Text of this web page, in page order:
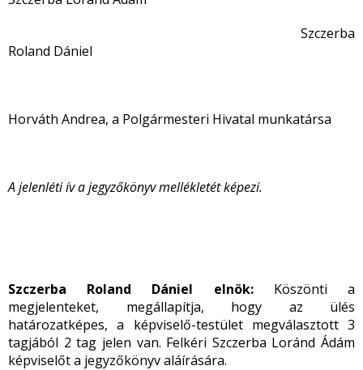
Szczerba
Roland Dániel
Horváth Andrea, a Polgármesteri Hivatal munkatársa
A jelenléti ív a jegyzőkönyv mellékletét képezi.
Szczerba Roland Dániel elnök:Köszönti a
megjelenteket, megállapítja, hogy az ülés
határozatképes, a képviselő-testület megválasztott 3
tagjából 2 tag jelen van. Felkéri Szczerba Loránd Ádám
képviselőt a jegyzőkönyv aláírására.